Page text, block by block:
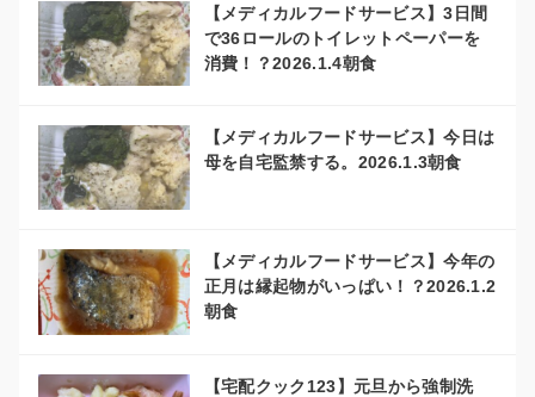
【メディカルフードサービス】3日間
で36ロールのトイレットペーパーを
消費！？2026.1.4朝食
【メディカルフードサービス】今日は
母を自宅監禁する。2026.1.3朝食
【メディカルフードサービス】今年の
正月は縁起物がいっぱい！？2026.1.2
朝食
【宅配クック123】元旦から強制洗